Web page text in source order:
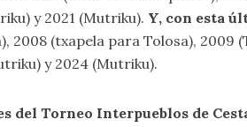
y 2021 (Mutriku). Y, con esta
2008 (txapela para Tolosa), 2009
y 2024 (Mutriku).
del Torneo Interpueblos de